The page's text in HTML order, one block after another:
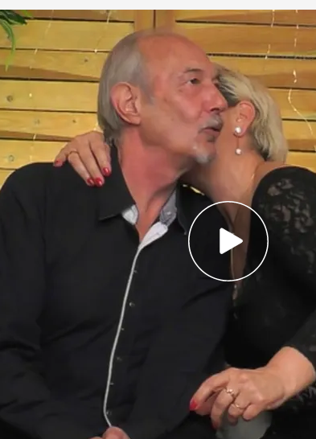
una descarga en 'First Dates'
con Arturo en ‘First Dates’: “Puede ser el
la cita pensando que a Begoña le faltaba
las chicas de Madrid”
a dos solteros de ‘First Dates’ ante sus
respeto: "Hasta luego"
pero se vino a Madrid con tan solo 4 años
de toda la vida”. Presume de poderhacer
seguidos y se ha dedicado a ser